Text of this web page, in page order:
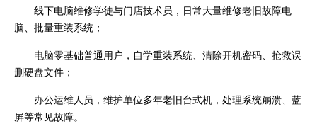
线下电脑维修学徒与门店技术员，日常大量维修老旧故障电
脑、批量重装系统；
电脑零基础普通用户，自学重装系统、清除开机密码、抢救误
删硬盘文件；
办公运维人员，维护单位多年老旧台式机，处理系统崩溃、蓝
屏等常见故障。